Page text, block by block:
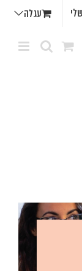
עגלה